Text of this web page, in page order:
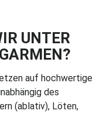
UNTER
auf hochwertige
des
(ablativ), Löten,